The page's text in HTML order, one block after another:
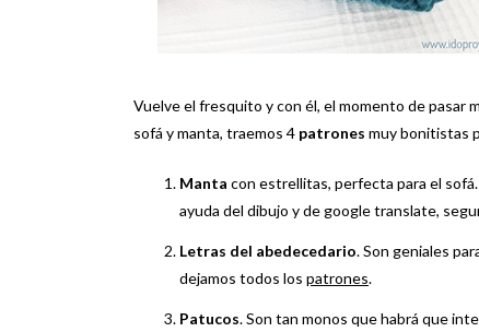
Vuelve el fresquito y con él, el momento de pasar
sofá y manta, traemos 4 patrones muy bonitistas
Manta con estrellitas, perfecta para el
ayuda del dibujo y de google translate,
Letras del abedecedario. Son geniales
dejamos todos los patrones.
Patucos. Son tan monos que habrá que